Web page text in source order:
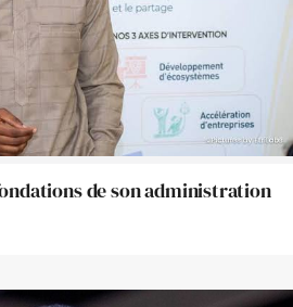
de son administration